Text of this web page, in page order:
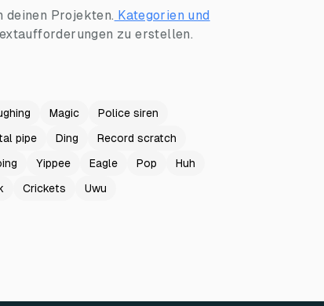
deinen Projekten. Kategorien und
zu erstellen.
Magic
Police siren
pipe Ding
Record scratch
Yippee Eagle Pop
Huh
Crickets Uwu